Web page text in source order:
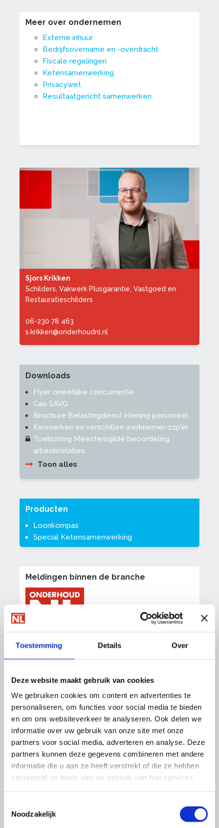
Toestemming Details Over
Deze website maakt gebruik van cookies
We gebruiken cookies om content en advertenties te
personaliseren, om functies voor social media te bieden
en om ons websiteverkeer te analyseren. Ook delen we
informatie over uw gebruik van onze site met onze
partners voor social media, adverteren en analyse. Deze
partners kunnen deze gegevens combineren met andere
informatie die u aan ze heeft verstrekt of die ze hebben
verzameld op basis van uw gebruik van hun services.
Noodzakelijk
Meer over ondernemen
Externe inhuur
Bedrijfsovername en -overdracht
Fiscale regelingen
Ketensamenwerking
Privacywet
Resultaatgericht samenwerken
Sjors Krikken
Schilders, Vakwerk Plusgarantie, Vastgoed en
Restauratieschilders
06-230 78 463
s.krikken@onderhoudnl.nl
Downloads
Flyer oneerlijke concurrentie
Cao SAVG
Brochure Belastingdienst inlening personeel
Kenmerken en verschillen werknemer-zzp'er
Toelichting Meestersgilde beoordeling
arbeidsrelaties
Toon alles
Producten
Loonkompas
Special Ketensamenwerking
Meldingen binnen de branche
oneerlijke concurrentie binnen de branche.
verplicht is of als de cao-regels niet worden
nageleefd. Wij geven dit dan weer door aan de
secretaris van cao-partijen.
Melding doorgeven
Nieuws
27 juli 2026